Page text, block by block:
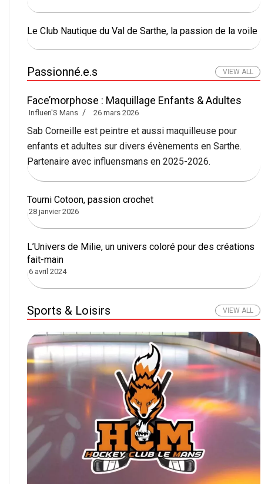
Le Club Nautique du Val de Sarthe, la passion de la voile
Passionné.e.s VIEW ALL
Face’morphose : Maquillage Enfants & Adultes
Influen'S Mans 26 mars 2026
Sab Corneille est peintre et aussi maquilleuse pour
enfants et adultes sur divers évènements en Sarthe.
Partenaire avec influensmans en 2025-2026.
Tourni Cotoon, passion crochet
28 janvier 2026
L’Univers de Milie, un univers coloré pour des créations
fait-main
6 avril 2024
Sports & Loisirs VIEW ALL